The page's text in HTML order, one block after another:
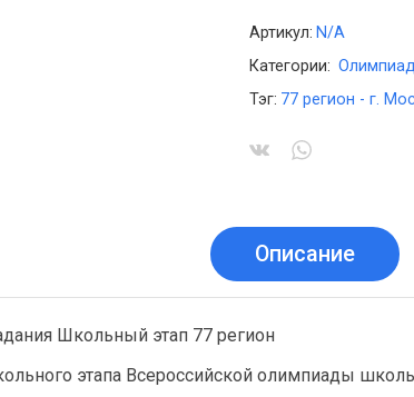
Артикул: N/A
Категории:
Тэг: 77 регион - г.
Описание
Школьный этап 77 регион
этапа Всероссийской олимпиады